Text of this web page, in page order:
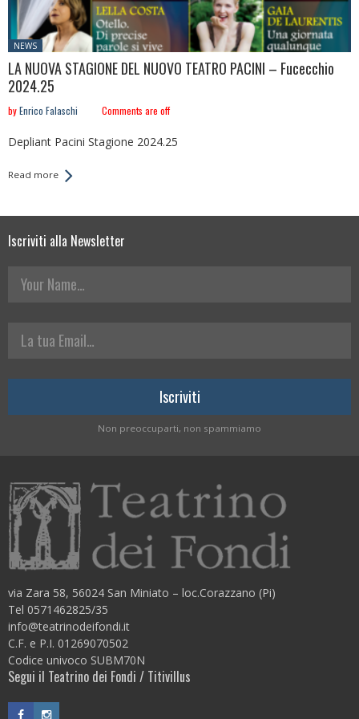
Posted
in:
NEWS
LA NUOVA STAGIONE DEL NUOVO TEATRO PACINI – Fucecchio
2024.25
byEnrico Falaschi Comments are off
Depliant Pacini Stagione 2024.25
Read more
Iscriviti alla Newsletter
Your Name
La tua Email
Non preoccuparti, non spammiamo
via Zara 58, 56024 San Miniato – loc.Corazzano (Pi)
Tel 0571462825/35
info@teatrinodeifondi.it
C.F. e P.I. 01269070502
Codice univoco SUBM70N
Segui il Teatrino dei Fondi / Titivillus